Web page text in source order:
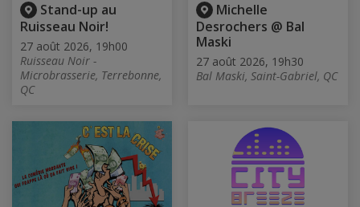
Stand-up au
Ruisseau Noir!
27 août 2026, 19h00
Ruisseau Noir -
Microbrasserie, Terrebonne,
QC
Michelle
Desrochers @ Bal
Maski
27 août 2026, 19h30
Bal Maski, Saint-Gabriel, QC